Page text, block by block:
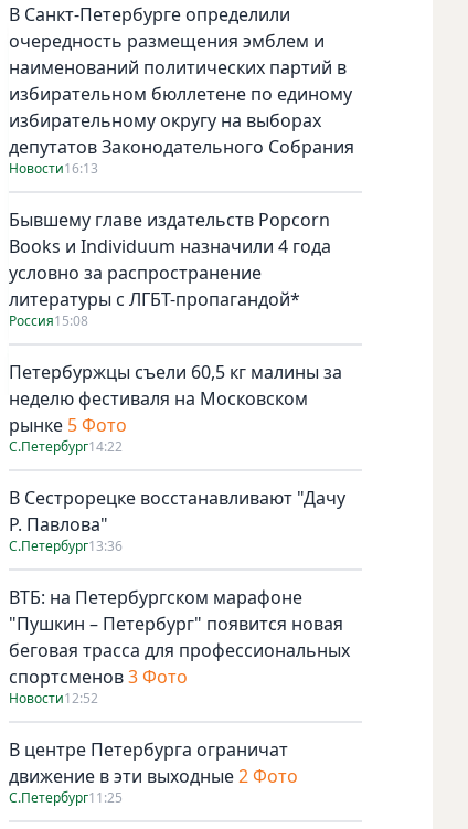
Изменения автобусных маршрутов из-за полного
В Санкт-Петербурге определили
очередность размещения эмблем и
наименований политических партий в
избирательном бюллетене по единому
избирательному округу на выборах
депутатов Законодательного Собрания
Новости16:13
Бывшему главе издательств Popcorn
Books и Individuum назначили 4 года
условно за распространение
литературы с ЛГБТ-пропагандой*
Россия15:08
Петербуржцы съели 60,5 кг малины за
неделю фестиваля на Московском
рынке 5 Фото
С.Петербург14:22
В Сестрорецке восстанавливают "Дачу
Р. Павлова"
С.Петербург13:36
ВТБ: на Петербургском марафоне
"Пушкин – Петербург" появится новая
беговая трасса для профессиональных
спортсменов3 Фото
Новости12:52
В центре Петербурга ограничат
движение в эти выходные2 Фото
С.Петербург11:25